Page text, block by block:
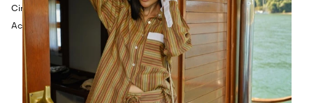
Cinto transpassado com aplicação de ilhós
Acabamento pespontado